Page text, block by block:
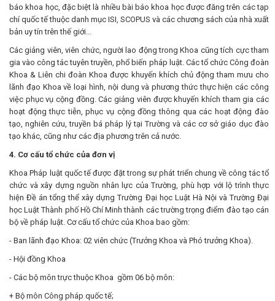
báo khoa học, đặc biệt là nhiều bài báo khoa học được đăng trên các tạp
chí quốc tế thuộc danh mục ISI, SCOPUS và các chương sách của nhà xuất
bản uy tín trên thế giới...
Các giảng viên, viên chức, người lao động trong Khoa cũng tích cực tham
gia vào công tác tuyên truyền, phổ biến pháp luật. Các tổ chức Công đoàn
Khoa & Liên chi đoàn Khoa được khuyến khích chủ động tham mưu cho
lãnh đạo Khoa về loại hình, nội dung và phương thức thực hiện các công
việc phục vụ cộng đồng. Các giảng viên được khuyến khích tham gia các
hoạt động thực tiễn, phục vụ cộng đồng thông qua các hoạt động đào
tạo, nghiên cứu, truyền bá pháp lý tại Trường và các cơ sở giáo dục đào
tạo khác, cũng như các địa phương trên cả nước.
4. Cơ cấu tổ chức của đơn vị
Khoa Pháp luật quốc tế được đặt trong sự phát triển chung về công tác tổ
chức và xây dựng nguồn nhân lực của Trường, phù hợp với lộ trình thực
hiện Đề án tổng thể xây dựng Trường Đại học Luật Hà Nội và Trường Đại
học Luật Thành phố Hồ Chí Minh thành các trường trọng điểm đào tạo cán
bộ về pháp luật. Cơ cấu tổ chức của Khoa bao gồm:
- Ban lãnh đạo Khoa: 02 viên chức (Trưởng Khoa và Phó trưởng Khoa).
- Hội đồng Khoa
- Các bộ môn trực thuộc Khoa gồm 06 bộ môn:
+ Bộ môn Công pháp quốc tế;